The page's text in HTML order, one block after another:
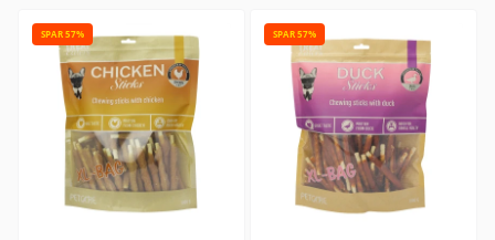
SPAR 57% SPAR 57%